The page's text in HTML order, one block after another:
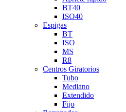
BT40
ISO40
Espigas
BT
ISO
MS
R8
Centros Giratorios
Tubo
Mediano
Extendido
Fijo